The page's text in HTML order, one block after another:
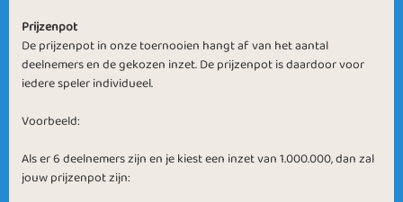
Prijzenpot
De prijzenpot in onze toernooien hangt af van het aantal
deelnemers en de gekozen inzet. De prijzenpot is daardoor voor
iedere speler individueel.
Voorbeeld:
Als er 6 deelnemers zijn en je kiest een inzet van 1.000.000, dan zal
jouw prijzenpot zijn: